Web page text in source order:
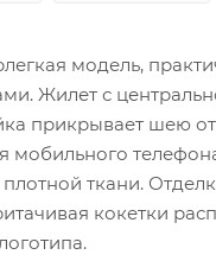
модель,
Жилет с
прикрывает шею
ткани.
кокетки